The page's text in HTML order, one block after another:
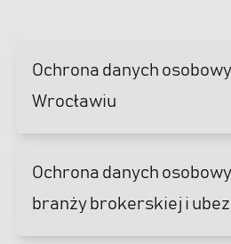
Ochrona danych
Wrocławiu
Ochrona danych
branży brokerskiej i